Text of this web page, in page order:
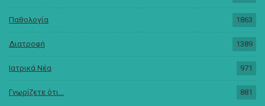
Παθολογία 1863
Διατροφή 1389
Ιατρικά Νέα 971
Γνωρίζετε ότι... 881